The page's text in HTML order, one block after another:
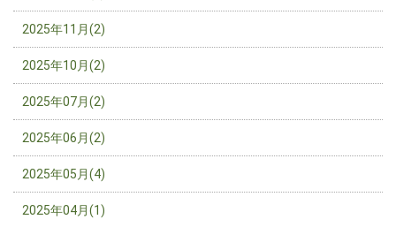
2025年11月(2)
2025年10月(2)
2025年07月(2)
2025年06月(2)
2025年05月(4)
2025年04月(1)